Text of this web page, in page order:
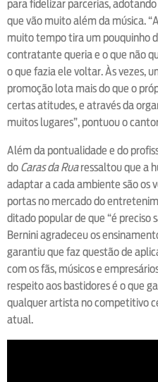
para fidelizar parcerias,
que vão muito além da música.
muito tempo tira um pouquinho
contratante queria e o que não
o que fazia ele voltar. Às vezes,
promoção lota mais do que o
certas atitudes, e através da
muitos lugares”, pontuou o
Além da pontualidade e do
do Caras da Ruaressaltou que a
adaptar a cada ambiente são os
portas no mercado do
ditado popular de que “é preciso
Bernini agradeceu os
garantiu que faz questão de
com os fãs, músicos e
respeito aos bastidores é o que
qualquer artista no competitivo
atual.